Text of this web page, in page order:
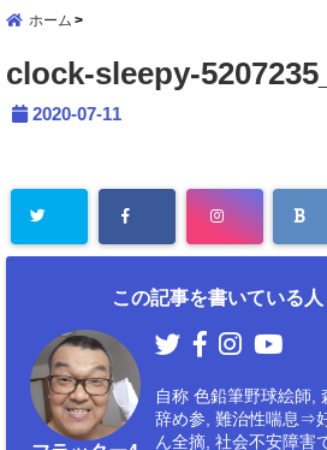
ホーム
clock-sleepy-
2020-07-11
この記事を書いている人
自称 色鉛筆野球絵師,
辞め参, 難治性喘息⇒
ん全摘, 社会不安障